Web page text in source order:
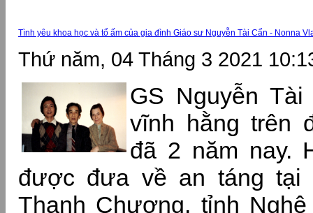
Tình yêu khoa học và tổ ấm của gia đình Giáo sư Nguyễn Tài Cẩn - Nonna
Thứ năm, 04 Tháng 3 2021
GS Nguyễn
vĩnh hằng trên
đã 2 năm nay.
được đưa về an táng tại
Thanh Chương, tỉnh